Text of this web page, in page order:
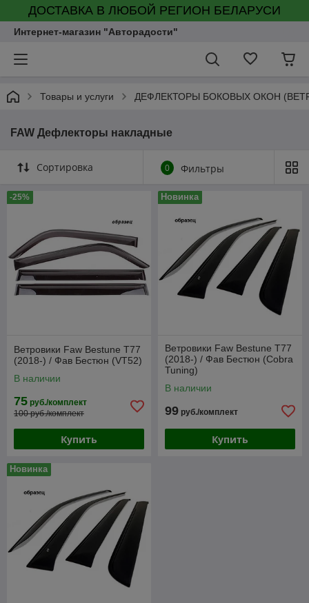
ДОСТАВКА В ЛЮБОЙ РЕГИОН БЕЛАРУСИ
Интернет-магазин "Авторадости"
Товары и услуги ДЕФЛЕКТОРЫ БОКОВЫХ ОКОН
FAW Дефлекторы накладные
Сортировка 0 Фильтры
-25%
Ветровики Faw Bestune T77
(2018-) / Фав Бестюн (VT52)
В наличии
75 руб./комплект
100 руб./комплект
Купить
Новинка
Ветровики Faw Bestune T77
(2018-) / Фав Бестюн (Cobra
Tuning)
В наличии
99 руб./комплект
Купить
Новинка